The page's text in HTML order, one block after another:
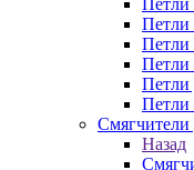
Петли
Петли
Петли
Петли
Смягчители
Назад